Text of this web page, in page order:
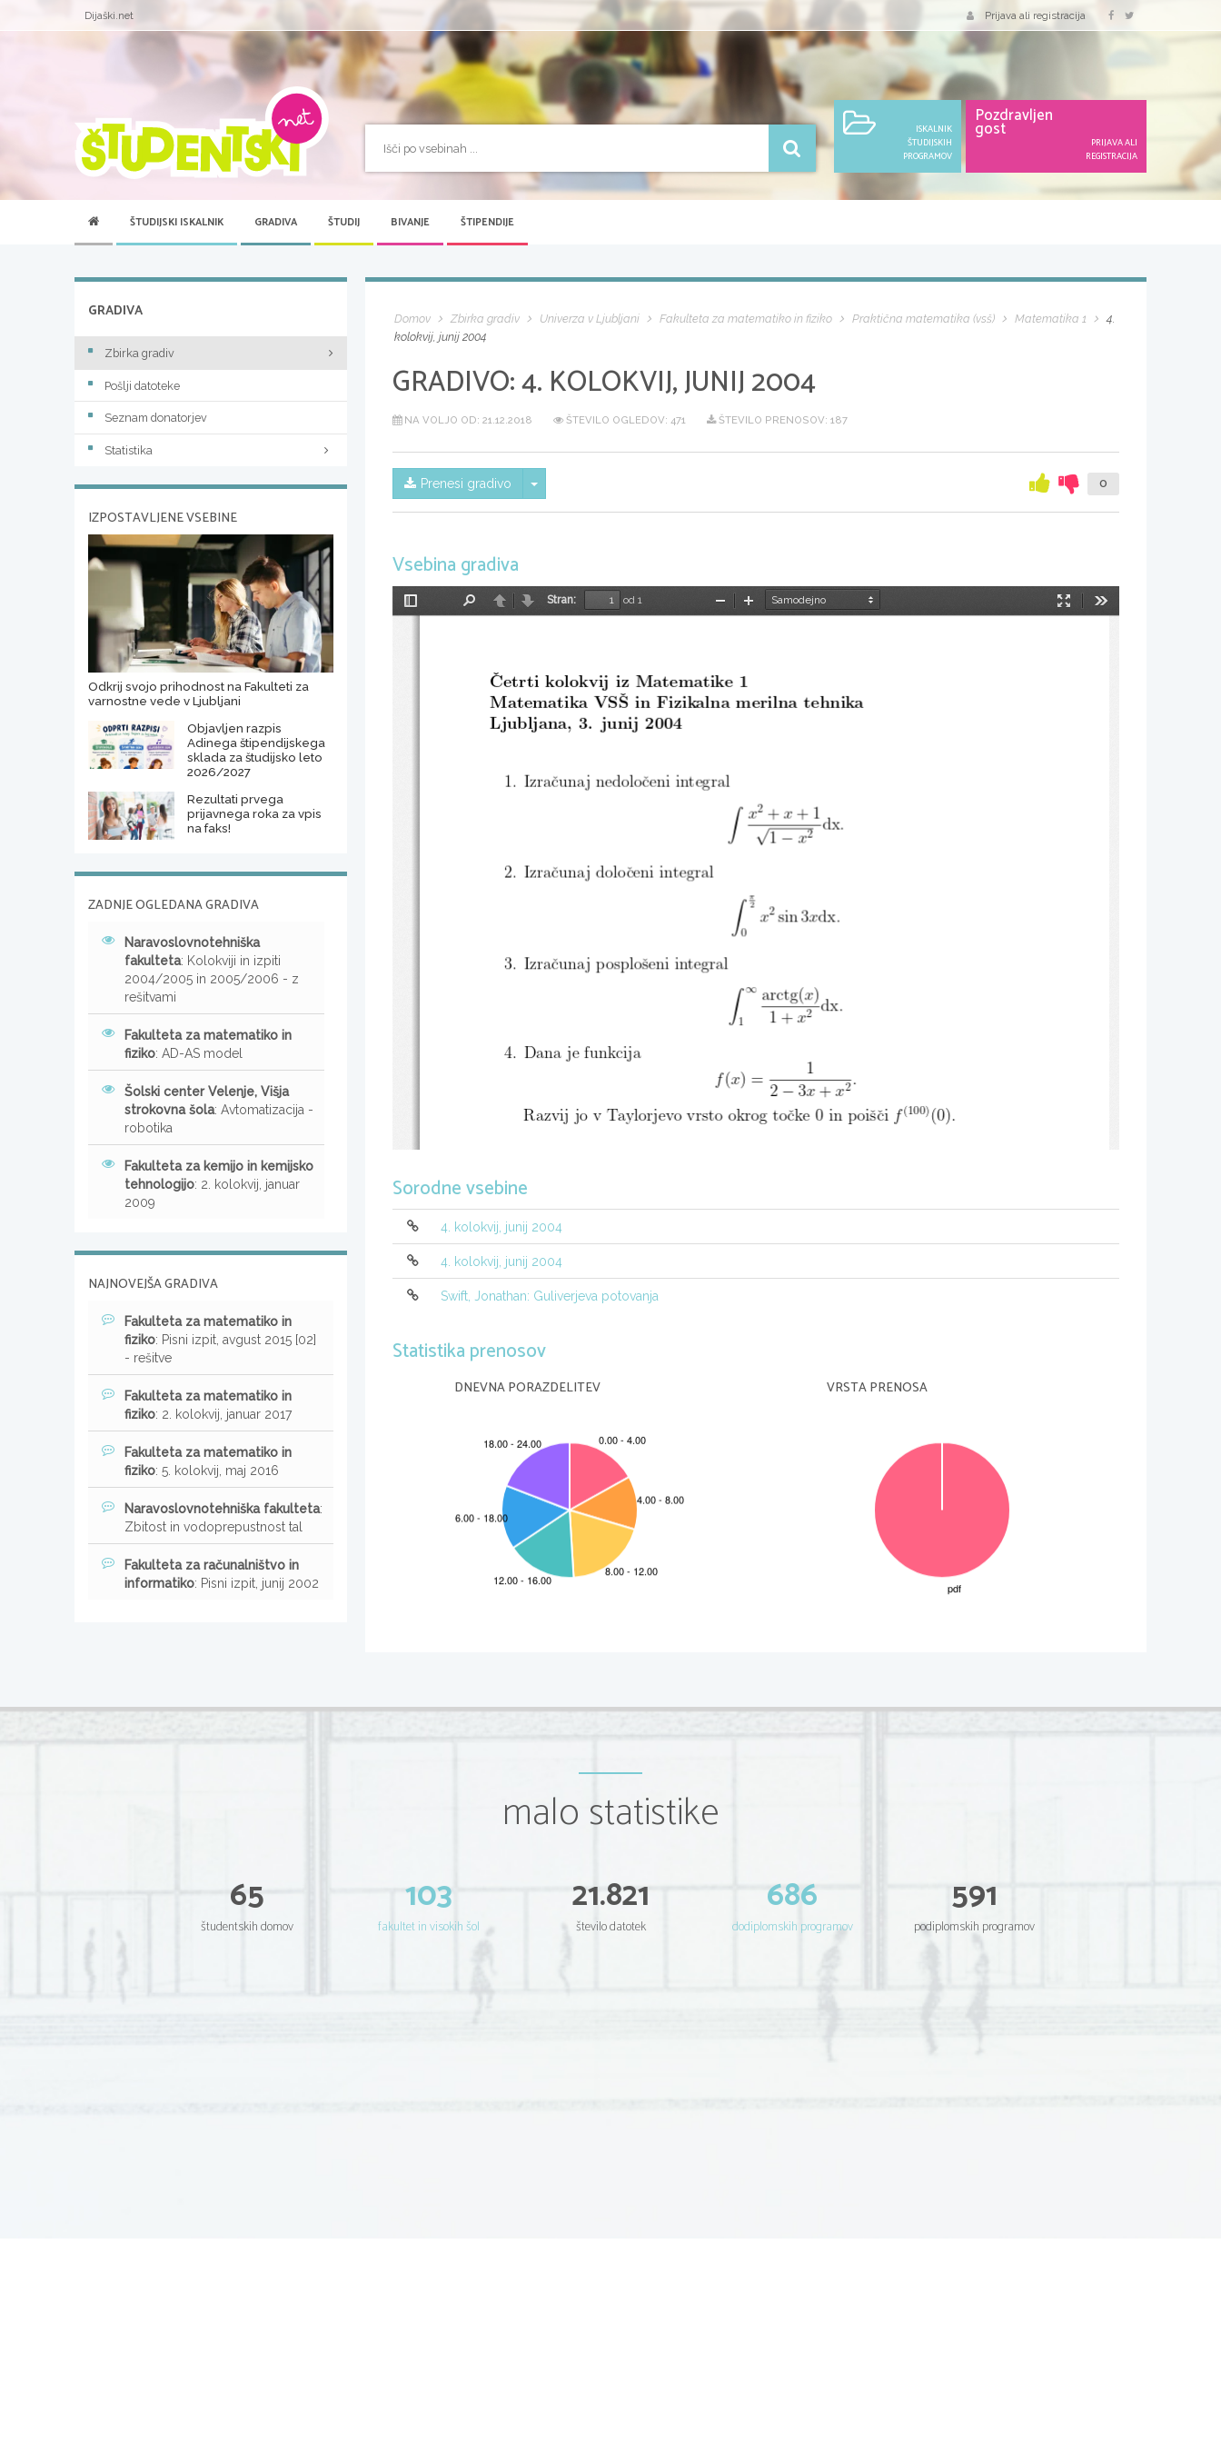
Dijaški.net Prijava ali registracija
ISKALNIK
ŠTUDIJSKIH
PROGRAMOV
Pozdravljen
gost
PRIJAVA ALI
REGISTRACIJA
ŠTUDIJSKI ISKALNIK GRADIVA ŠTUDIJ BIVANJE ŠTIPENDIJE
Domov Zbirka gradiv Univerza v Ljubljani Fakulteta za matematiko in fiziko Praktična matematika (vsš) Matematika 1
4.
kolokvij, junij 2004
GRADIVO:4. KOLOKVIJ, JUNIJ 2004
NA VOLJO OD: 21.12.2018 ŠTEVILO OGLEDOV: 471 ŠTEVILO PRENOSOV: 187
Prenesi gradivo Skrij/prikaži meni 0
Vsebina gradiva
Preklopi
NazajNaprej
Stran:
od 1
Način
PomanjšajPovečaj
ˇ
Cetrti kolokvij iz Matematike 1
Matematika VSˇ
S in Fizikalna merilna tehnika
Ljubljana, 3. junij 2004
1. Izraˇcunaj nedoloˇceni integral
∫
x2 + x + 1
√ 1 − x2
dx.
2. Izraˇcunaj doloˇceni integral
∫
π
2
0
x2 sin 3xdx.
3. Izraˇcunaj posploˇseni integral
∫
∞
1
arctg(x)
1 +x2 dx.
4. Dana je funkcija
f (x) =
1
2 − 3x + x2.
Razvij jo v Taylorjevo vrsto okrog toˇcke 0 in poiˇsˇci f (100)(0).
Sorodne vsebine
4. kolokvij, junij 2004
4. kolokvij, junij 2004
Swift, Jonathan: Guliverjeva potovanja
Statistika prenosov
DNEVNA PORAZDELITEV VRSTA PRENOSA
GRADIVA
Zbirka gradiv
Pošlji datoteke
Seznam donatorjev
Statistika
IZPOSTAVLJENE VSEBINE
Odkrij svojo prihodnost na Fakulteti za
varnostne vede v Ljubljani
Objavljen razpis
Adinega štipendijskega
sklada za študijsko leto
2026/2027
Rezultati prvega
prijavnega roka za vpis
na faks!
ZADNJE OGLEDANA GRADIVA
Naravoslovnotehniška
fakulteta: Kolokviji in izpiti
2004/2005 in 2005/2006 - z
rešitvami
Fakulteta za matematiko in
fiziko: AD-AS model
Šolski center Velenje, Višja
strokovna šola: Avtomatizacija -
robotika
Fakulteta za kemijo in kemijsko
tehnologijo: 2. kolokvij, januar
2009
NAJNOVEJŠA GRADIVA
Fakulteta za matematiko in
fiziko: Pisni izpit, avgust 2015 [02]
- rešitve
Fakulteta za matematiko in
fiziko: 2. kolokvij, januar 2017
Fakulteta za matematiko in
fiziko: 5. kolokvij, maj 2016
Naravoslovnotehniška fakulteta:
Zbitost in vodoprepustnost tal
Fakulteta za računalništvo in
informatiko: Pisni izpit, junij 2002
malo statistike
65
študentskih domov
103
fakultet in visokih šol
21.821
število datotek
686
dodiplomskih programov
591
podiplomskih programov